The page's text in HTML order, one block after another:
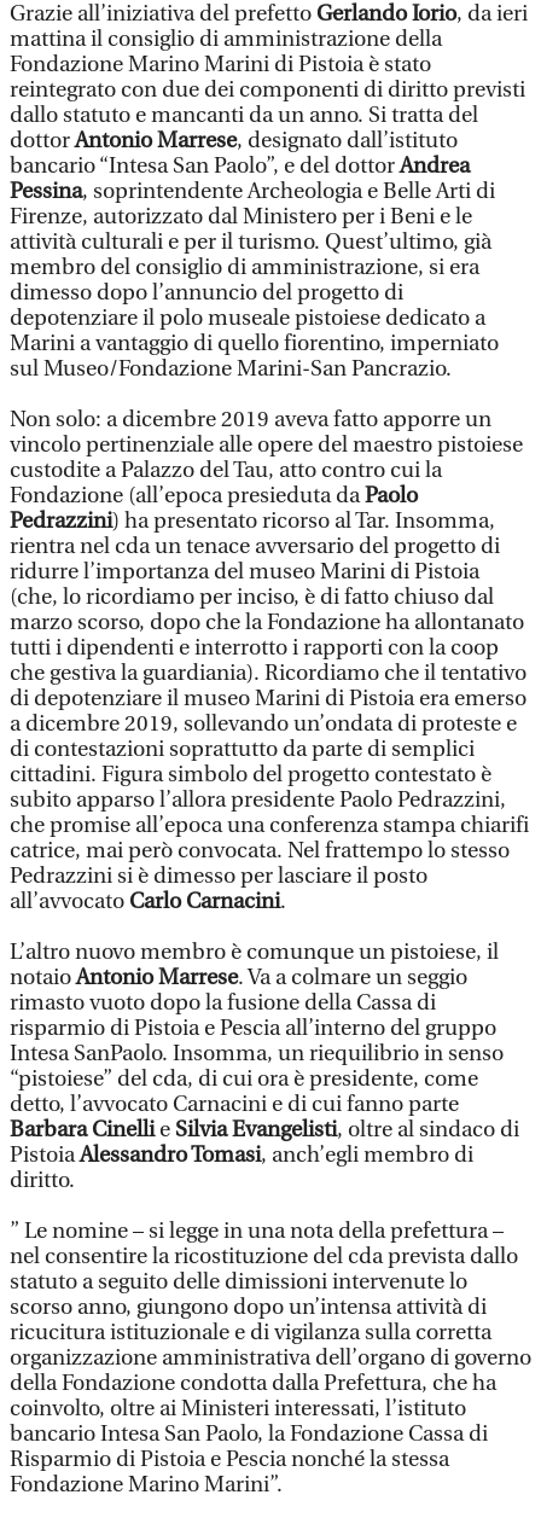
Grazie all’iniziativa del prefettoGerlando Iorio, da ieri
mattina il consiglio di amministrazione della
Fondazione Marino Marini di Pistoia è stato
reintegrato con due dei componenti di diritto previsti
dallo statuto e mancanti da un anno. Si tratta del
dottorAntonio Marrese, designato dall’istituto
bancario “Intesa San Paolo”, e del dottorAndrea
Pessina, soprintendente Archeologia e Belle Arti di
Firenze, autorizzato dal Ministero per i Beni e le
attività culturali e per il turismo. Quest’ultimo, già
membro del consiglio di amministrazione, si era
dimesso dopo l’annuncio del progetto di
depotenziare il polo museale pistoiese dedicato a
Marini a vantaggio di quello fiorentino, imperniato
sul Museo/Fondazione Marini-San Pancrazio.
Non solo: a dicembre 2019 aveva fatto apporre un
vincolo pertinenziale alle opere del maestro pistoiese
custodite a Palazzo del Tau, atto contro cui la
Fondazione (all’epoca presieduta daPaolo
Pedrazzini) ha presentato ricorso al Tar. Insomma,
rientra nel cda un tenace avversario del progetto di
ridurre l’importanza del museo Marini di Pistoia
(che, lo ricordiamo per inciso, è di fatto chiuso dal
marzo scorso, dopo che la Fondazione ha allontanato
tutti i dipendenti e interrotto i rapporti con la coop
che gestiva la guardiania). Ricordiamo che il tentativo
di depotenziare il museo Marini di Pistoia era emerso
a dicembre 2019, sollevando un’ondata di proteste e
di contestazioni soprattutto da parte di semplici
cittadini. Figura simbolo del progetto contestato è
subito apparso l’allora presidente Paolo Pedrazzini,
che promise all’epoca una conferenza stampa chiarifi
catrice, mai però convocata. Nel frattempo lo stesso
Pedrazzini si è dimesso per lasciare il posto
all’avvocato Carlo Carnacini.
L’altro nuovo membro è comunque un pistoiese, il
notaioAntonio Marrese. Va a colmare un seggio
rimasto vuoto dopo la fusione della Cassa di
risparmio di Pistoia e Pescia all’interno del gruppo
Intesa SanPaolo. Insomma, un riequilibrio in senso
“pistoiese” del cda, di cui ora è presidente, come
detto, l’avvocato Carnacini e di cui fanno parte
Barbara Cinellie Silvia Evangelisti, oltre al sindaco di
PistoiaAlessandro Tomasi, anch’egli membro di
diritto.
” Le nomine – si legge in una nota della prefettura –
nel consentire la ricostituzione del cda prevista dallo
statuto a seguito delle dimissioni intervenute lo
scorso anno, giungono dopo un’intensa attività di
ricucitura istituzionale e di vigilanza sulla corretta
organizzazione amministrativa dell’organo di governo
della Fondazione condotta dalla Prefettura, che ha
coinvolto, oltre ai Ministeri interessati, l’istituto
bancario Intesa San Paolo, la Fondazione Cassa di
Risparmio di Pistoia e Pescia nonché la stessa
Fondazione Marino Marini”.